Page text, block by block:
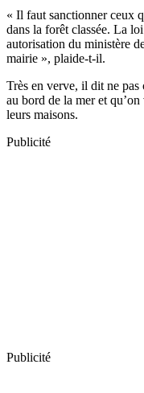
« Il faut sanctionner ceux
dans la forêt classée. La
autorisation du ministère
mairie », plaide-t-il.
Très en verve, il dit ne pas
au bord de la mer et
leurs maisons.
Publicité
Publicité